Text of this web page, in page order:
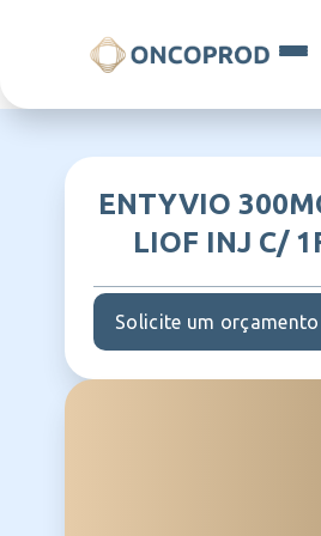
ENTYVIO
LIOF INJ C/
Solicite um orçamento